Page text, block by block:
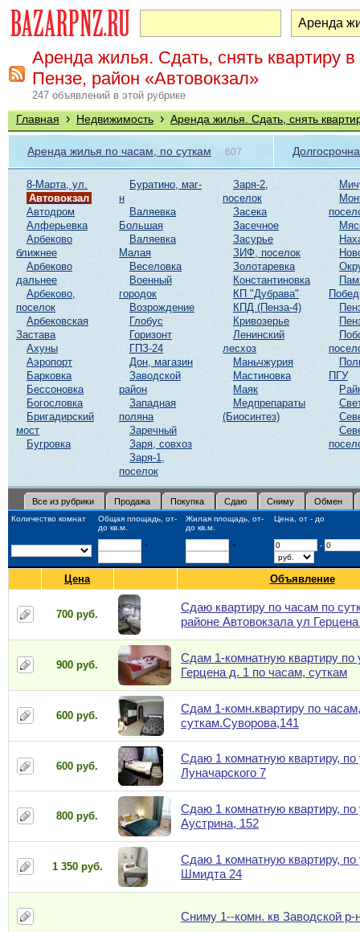
Аренда жилья. Сдать, снять квартиру в
Пензе, район «Автовокзал»
247 объявлений в этой рубрике
Главная › Недвижимость › Аренда жилья. Сдать, снять
Аренда жилья по часам, по суткам 607
8-Марта, ул.
Автовокзал
Автодром
Алферьевка
Арбеково
ближнее
Арбеково
дальнее
Арбеково,
поселок
Арбековская
Застава
Ахуны
Аэропорт
Барковка
Бессоновка
Богословка
Бригадирский
мост
Бугровка
Буратино, маг-
н
Валяевка
Большая
Валяевка
Малая
Веселовка
Военный
городок
Возрождение
Глобус
Горизонт
ГПЗ-24
Дон, магазин
Заводской
район
Западная
поляна
Заречный
Заря, совхоз
Заря-1,
поселок
Заря-2,
поселок
Засека
Засечное
Засурье
ЗИФ, поселок
Золотаревка
Константиновка
КП "Дубрава"
КПД (Пенза-4)
Кривозерье
Ленинский
лесхоз
Маньчжурия
Мастиновка
Маяк
Медпрепараты
(Биосинтез)
ПГУ
Все из рубрики Продажа Покупка Сдаю Сниму Обмен
Количество комнат
Общая площадь, от-
до кв.м.
Жилая площадь, от-
до кв.м.
Цена, от - до
- - -
Цена Объявление
700 руб.
Сдаю квартиру по часам по
районе Автовокзала ул
900 руб.
Сдам 1-комнатную квартиру по
Герцена д. 1 по часам, суткам
600 руб.
Сдам 1-комн.квартиру по часам,
суткам.Суворова,141
600 руб.
Сдаю 1 комнатную квартиру, по
Луначарского 7
800 руб.
Сдаю 1 комнатную квартиру, по
Аустрина, 152
1 350 руб.
Сдаю 1 комнатную квартиру, по
Шмидта 24
Сниму 1--комн. кв Заводской р-